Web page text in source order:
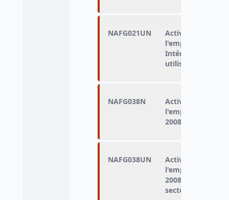
NAFG021UN
Activité
l'emploi principal
Intérimaires
utilisateur
NAFG038N
Activité
l'emploi principal
2008, 38 postes)
NAFG038UN
Activité
l'emploi principal
2008, 38 postes).
secteur utilisateur